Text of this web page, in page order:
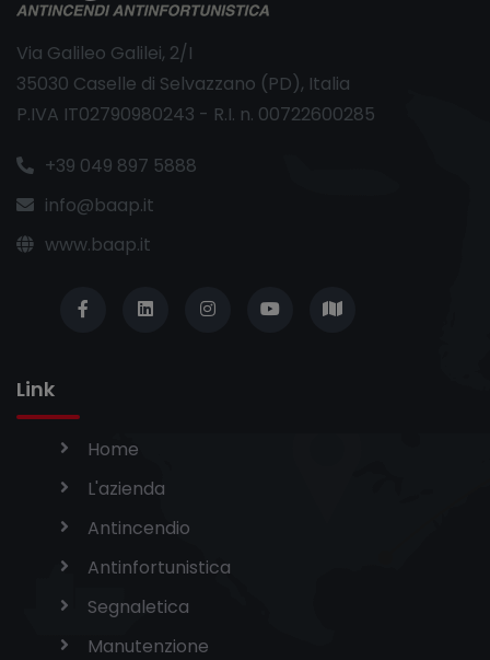
Via Galileo Galilei, 2/I
35030 Caselle di Selvazzano (PD), Italia
P.IVA IT02790980243 - R.I. n. 00722600285
+39 049 897 5888
info@baap.it
www.baap.it
Link
Home
L'azienda
Antincendio
Antinfortunistica
Segnaletica
Manutenzione